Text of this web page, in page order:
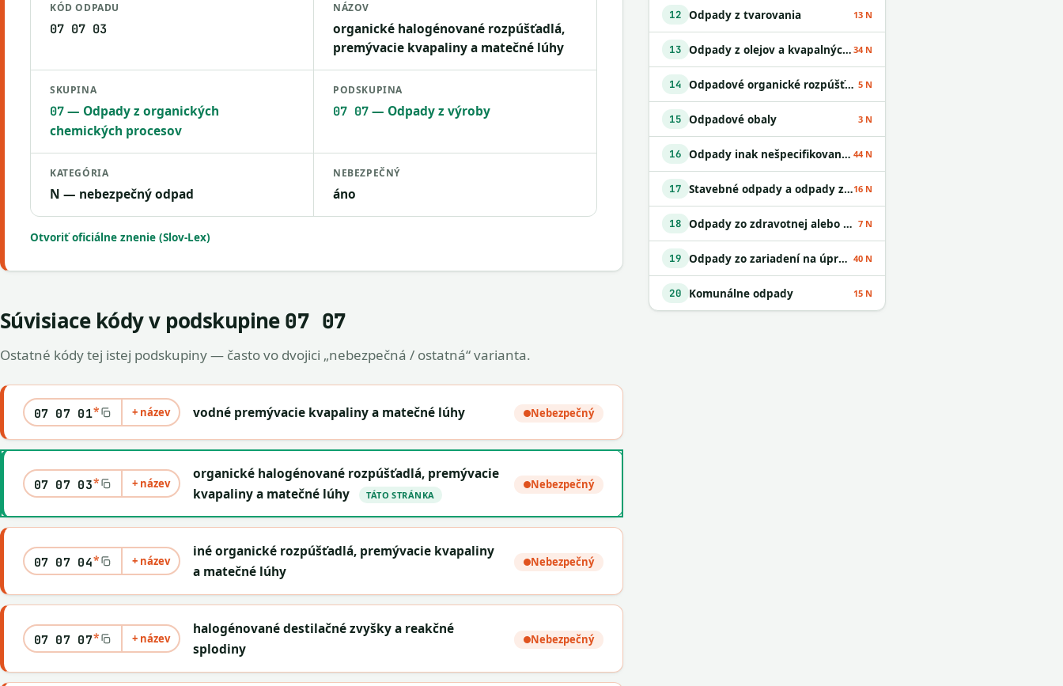
KÓD ODPADU
07 07 03
NÁZOV
organické halogénované rozpúšťadlá,
premývacie kvapaliny a matečné lúhy
SKUPINA
07— Odpady z organických
chemických procesov
PODSKUPINA
07 07— Odpady z výroby
KATEGÓRIA
N — nebezpečný odpad
NEBEZPEČNÝ
áno
Otvoriť oficiálne znenie (Slov-Lex)
Súvisiace kódy v podskupine 07 07
Ostatné kódy tej istej podskupiny — často vo dvojici „nebezpečná / ostatná“ varianta.
07 07 01* + název vodné premývacie kvapaliny a matečné lúhy Nebezpečný
07 07 03* + název
organické halogénované rozpúšťadlá, premývacie
kvapaliny a matečné lúhy
TÁTO STRÁNKA
Nebezpečný
07 07 04* + název
iné organické rozpúšťadlá, premývacie kvapaliny
a matečné lúhy
Nebezpečný
07 07 07* + název
halogénované destilačné zvyšky a reakčné
splodiny
Nebezpečný
12 Odpady z tvarovania 13 N
13 Odpady z olejov a kvapalných palív okrem jedlých olejov a odpadov uvedených v skupinách 05 a 12 34 N
14 Odpadové organické rozpúšťadlá 5 N
15 Odpadové obaly 3 N
16 Odpady inak nešpecifikované v tomto katalógu 44 N
17 Stavebné odpady a odpady z demolácií vrátane výkopovej zeminy z kontaminovaných miest16 N
18 Odpady zo zdravotnej alebo veterinárnej starostlivosti alebo s nimi súvisiaceho výskumu okrem kuchynských a reštauračných odpadov 7 N
19 Odpady zo zariadení na úpravu odpadu 40 N
20 Komunálne odpady 15 N